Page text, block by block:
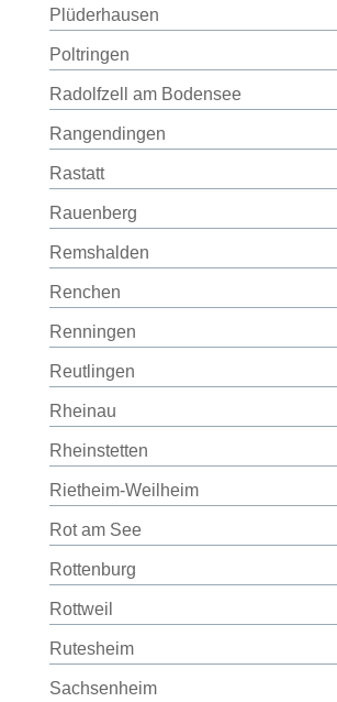
Plüderhausen
Poltringen
Radolfzell am Bodensee
Rangendingen
Rastatt
Rauenberg
Remshalden
Renchen
Renningen
Reutlingen
Rheinau
Rheinstetten
Rietheim-Weilheim
Rot am See
Rottenburg
Rottweil
Rutesheim
Sachsenheim